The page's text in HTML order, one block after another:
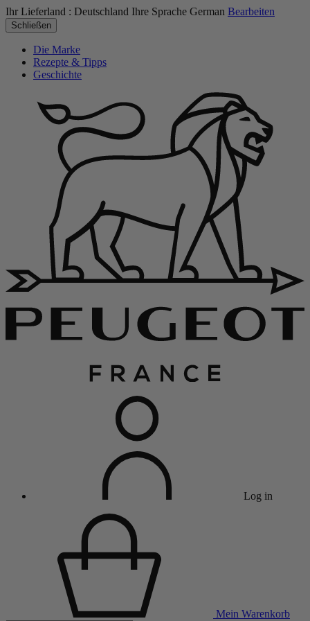
Ihr Lieferland : Deutschland Ihre Sprache German Bearbeiten
Schließen
Die Marke
Rezepte & Tipps
Geschichte
Log in
Mein Warenkorb